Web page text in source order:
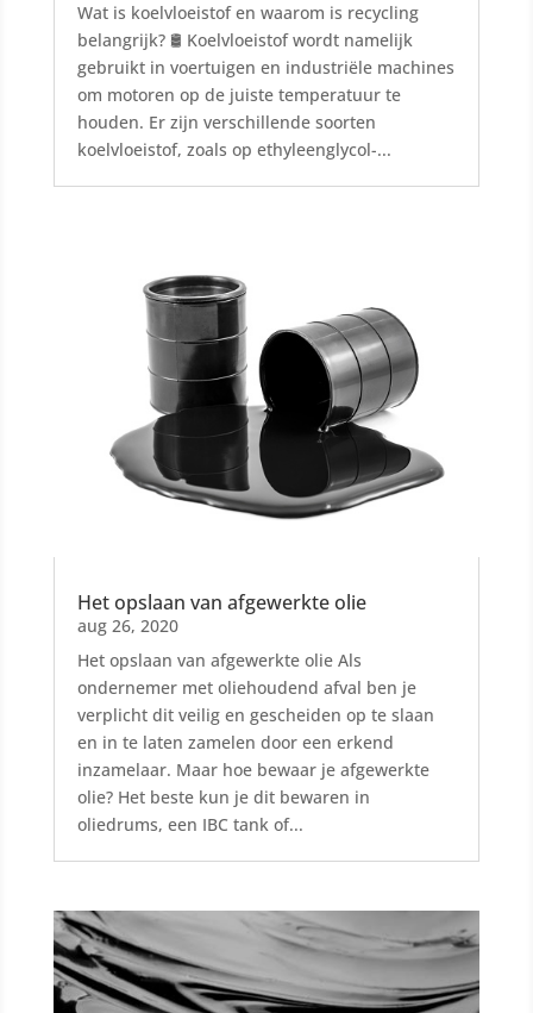
Wat is koelvloeistof en waarom is recycling
belangrijk? 🛢️ Koelvloeistof wordt namelijk
gebruikt in voertuigen en industriële machines
om motoren op de juiste temperatuur te
houden. Er zijn verschillende soorten
koelvloeistof, zoals op ethyleenglycol-...
Het opslaan van afgewerkte olie
aug 26, 2020
Het opslaan van afgewerkte olie Als
ondernemer met oliehoudend afval ben je
verplicht dit veilig en gescheiden op te slaan
en in te laten zamelen door een erkend
inzamelaar. Maar hoe bewaar je afgewerkte
olie? Het beste kun je dit bewaren in
oliedrums, een IBC tank of...